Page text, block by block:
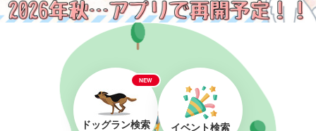
NEW
ドッグラン検索 イベント検索